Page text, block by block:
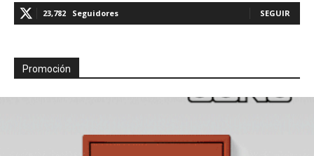
23,782 Seguidores SEGUIR
Promoción